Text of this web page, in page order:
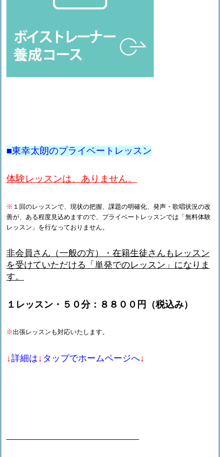
■東幸太朗のプライベートレッスン
体験レッスンは、ありません。
※ １回のレッスンで、現状の把握、課題の明確化、発声・歌唱状況の改
善が、ある程度見込めますので、プライベートレッスンでは「無料体験
レッスン」を行なっておりません。
非会員さん（一般の方）・在籍生徒さんもレッスン
を受けていただける「単発でのレッスン」になりま
す。
１レッスン・５０分：８８００円（税込み）
※出張レッスンも対応いたします。
↓詳細は↓ タップでホームページへ↓